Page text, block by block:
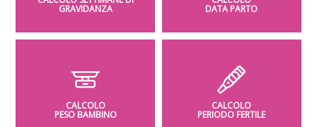
GRAVIDANZA DATA PARTO
CALCOLO
PESO BAMBINO
CALCOLO
PERIODO FERTILE